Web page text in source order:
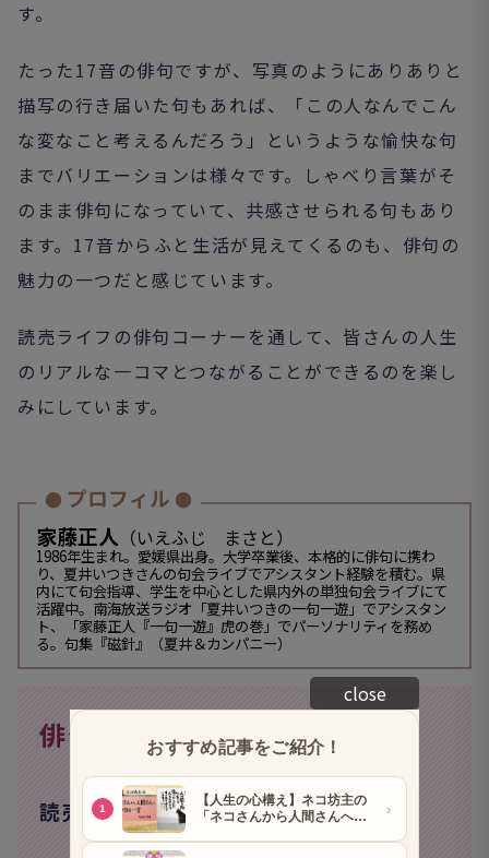
す。
たった17音の俳句ですが、写真のようにありありと
描写の行き届いた句もあれば、「この人なんでこん
な変なこと考えるんだろう」というような愉快な句
までバリエーションは様々です。しゃべり言葉がそ
のまま俳句になっていて、共感させられる句もあり
ます。17音からふと生活が見えてくるのも、俳句の
魅力の一つだと感じています。
読売ライフの俳句コーナーを通して、皆さんの人生
のリアルな一コマとつながることができるのを楽し
みにしています。
● プロフィル ●
家藤正人 （いえふじ まさと）
1986年生まれ。愛媛県出身。大学卒業後、本格的に俳句に携わ
り、夏井いつきさんの句会ライブでアシスタント経験を積む。県
内にて句会指導、学生を中心とした県内外の単独句会ライブにて
活躍中。南海放送ラジオ「夏井いつきの一句一遊」でアシスタン
ト、「家藤正人『一句一遊』虎の巻」でパーソナリティを務め
る。句集『磁針』（夏井＆カンパニー）
俳句投稿大募集 !
読売ライフ7月号の兼題は「南風」
close